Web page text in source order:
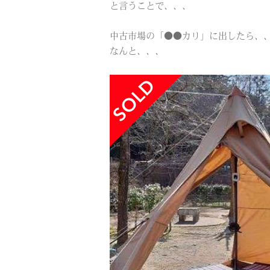
と言うことで、、、
中古市場の「●●カリ」に出したら、
なんと、、、